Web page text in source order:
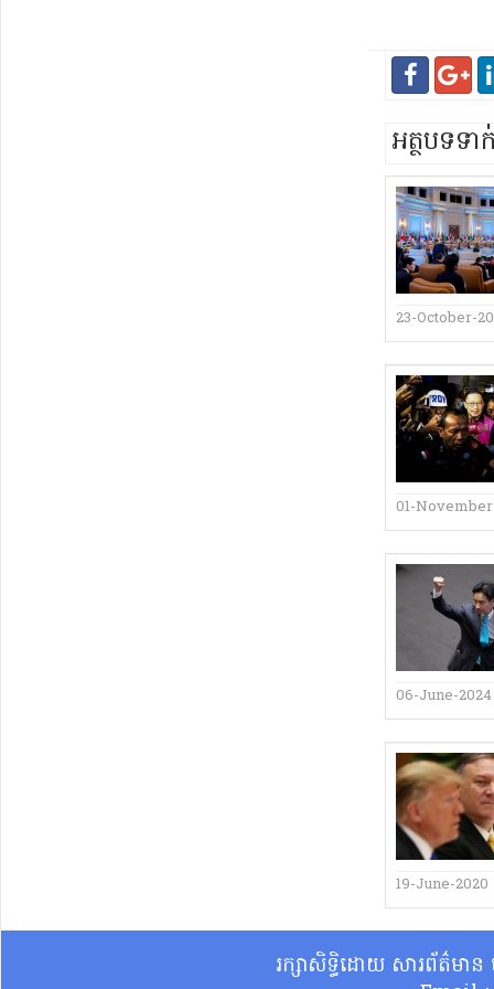
អត្ថបទទ
23-October-
01-
06-June-2024
19-June-2020
រក្សាសិទ្ធិដោយ សារព័ត៌មា